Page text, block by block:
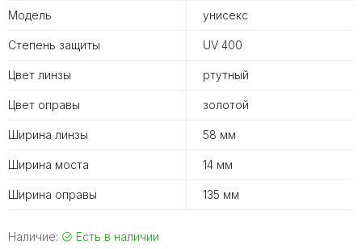
Модель унисекс
Степень защиты UV 400
Цвет линзы ртутный
Цвет оправы золотой
Ширина линзы 58 мм
Ширина моста 14 мм
Ширина оправы 135 мм
Наличие: Есть в наличии